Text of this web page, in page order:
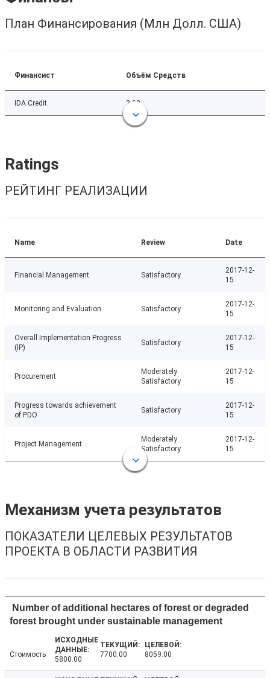
План Финансирования (Млн Долл. США)
Финансист Объём Средств
IDA Credit 2.00
Ratings
РЕЙТИНГ РЕАЛИЗАЦИИ
Name Review Date
Financial Management Satisfactory
2017-12-
15
Monitoring and Evaluation Satisfactory
2017-12-
15
Overall Implementation Progress
(IP)
Satisfactory
2017-12-
15
Procurement
Moderately
Satisfactory
2017-12-
15
Progress towards achievement
of PDO
Satisfactory
2017-12-
15
Project Management
Moderately
Satisfactory
2017-12-
15
Механизм учета результатов
ПОКАЗАТЕЛИ ЦЕЛЕВЫХ РЕЗУЛЬТАТОВ
ПРОЕКТА В ОБЛАСТИ РАЗВИТИЯ
Number of additional hectares of forest or degraded
forest brought under sustainable management
Стоимость
5800.00
7700.00 8059.00